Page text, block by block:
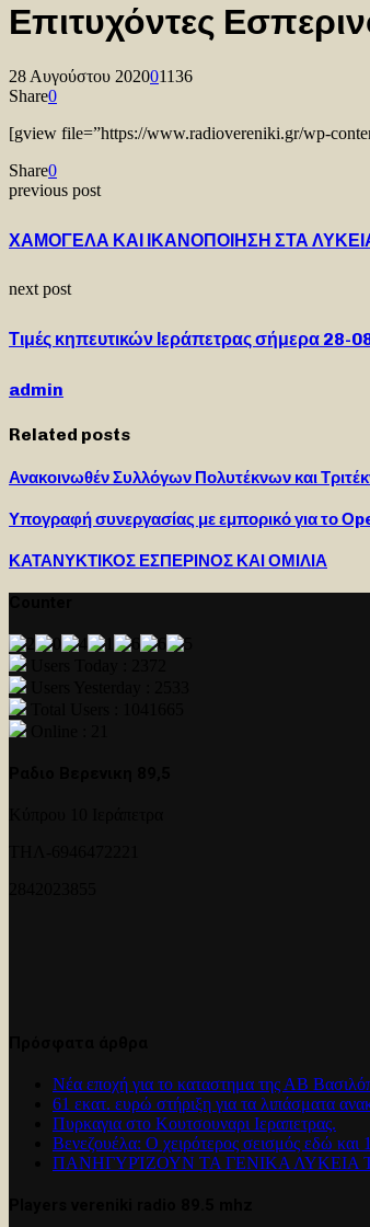
Επιτυχόντες
28 Αυγούστου 202001136
Share0
[gview file=”https://www.radiovereniki.gr/wp-
Share0
previous post
ΧΑΜΟΓΕΛΑ ΚΑΙ ΙΚΑΝΟΠΟΙΗΣΗ ΣΤΑ
next post
Τιμές κηπευτικών Ιεράπετρας σήμερα 28-
admin
Related posts
Ανακοινωθέν Συλλόγων Πολυτέκνων και
Υπογραφή συνεργασίας με εμπορικό για το
ΚΑΤΑΝΥΚΤΙΚΟΣ ΕΣΠΕΡΙΝΟΣ ΚΑΙ ΟΜΙΛΙΑ
Νέα εποχή για το καταστημα της ΑΒ
61 εκατ. ευρώ στήριξη για τα λιπάσματα
Πυρκαγια στο Κουτσουναρι Ιεραπετρας.
Βενεζουέλα: Ο χειρότερος σεισμός εδώ
ΠΑΝΗΓΥΡΊΖΟΥΝ ΤΑ ΓΕΝΙΚΑ